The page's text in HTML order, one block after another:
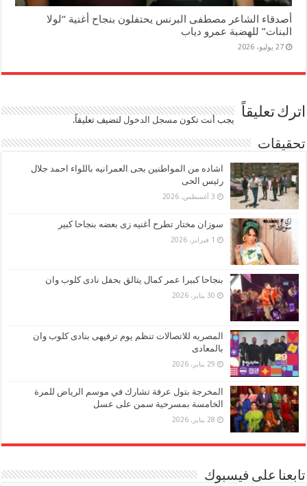
أصدقاء الشاعر مصطفى البرنس يحتفلون بنجاح أغنية “لولا
البنات” للهضبة عمرو دياب
27 يوليو، 2026
اترك تعليقاً يجب أنت تكون مسجل الدخول لتضيف تعليقاً.
تحقيقات
اشاده من المواطنين بحى العمرانيه باللواء احمد جلال
رئيس الحى
3 أغسطس، 2026
سوزان مختار تطرح أغنيه زى بعضه بنجاحا كبير
1 فبراير، 2026
بنجاحا كبيرا عمر كمال يتالق بحفل نادى كلوب وان
30 يناير، 2026
المصريه للاتصالات تنظم يوم ترفيهى بنادى كلوب وان
بالمعادى
29 يناير، 2026
المخرجة بتول عرفة تشارك في موسم الرياض للمرة
الخامسة بمسرحية سمن على عسل
28 يناير، 2026
تابعنا على فيسبوك